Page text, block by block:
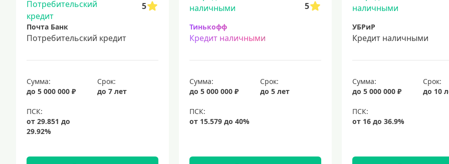
5
Почта Банк
Потребительский кредит
Сумма:
до 5 000 000 ₽
Срок:
до 7 лет
5
Тинькофф
Кредит наличными
Сумма:
до 5 000 000 ₽
Срок:
до 5 лет
УБРиР
Кредит наличными
Сумма:
до 5 000 000 ₽
Срок:
до 10